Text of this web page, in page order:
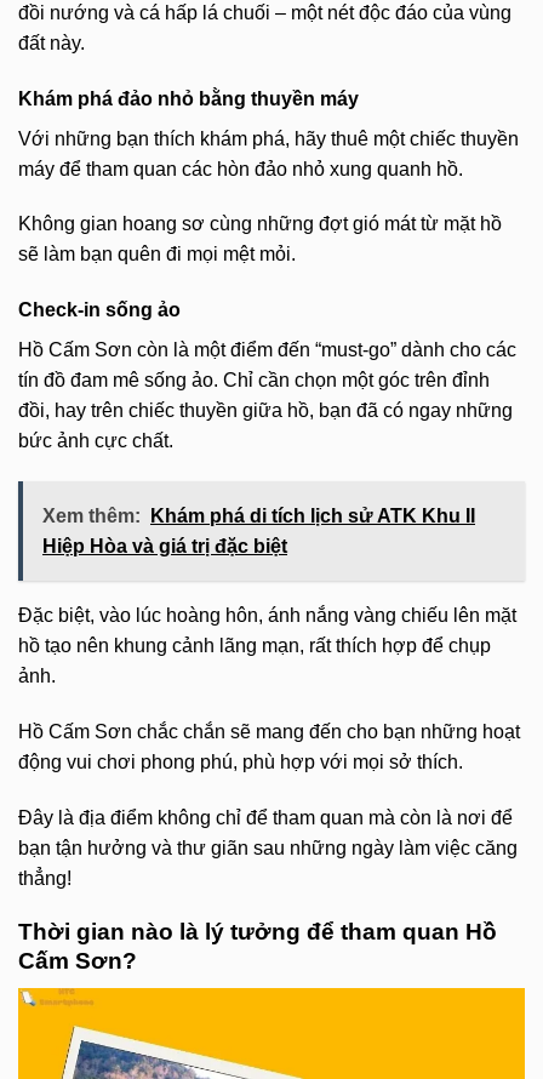
đồi nướng và cá hấp lá chuối – một nét độc đáo của vùng
đất này.
Khám phá đảo nhỏ bằng thuyền máy
Với những bạn thích khám phá, hãy thuê một chiếc thuyền
máy để tham quan các hòn đảo nhỏ xung quanh hồ.
Không gian hoang sơ cùng những đợt gió mát từ mặt hồ
sẽ làm bạn quên đi mọi mệt mỏi.
Check-in sống ảo
Hồ Cấm Sơn còn là một điểm đến “must-go” dành cho các
tín đồ đam mê sống ảo. Chỉ cần chọn một góc trên đỉnh
đồi, hay trên chiếc thuyền giữa hồ, bạn đã có ngay những
bức ảnh cực chất.
Xem thêm:
Khám phá di tích lịch sử ATK Khu II
Hiệp Hòa và giá trị đặc biệt
Đặc biệt, vào lúc hoàng hôn, ánh nắng vàng chiếu lên mặt
hồ tạo nên khung cảnh lãng mạn, rất thích hợp để chụp
ảnh.
Hồ Cấm Sơn chắc chắn sẽ mang đến cho bạn những hoạt
động vui chơi phong phú, phù hợp với mọi sở thích.
Đây là địa điểm không chỉ để tham quan mà còn là nơi để
bạn tận hưởng và thư giãn sau những ngày làm việc căng
thẳng!
Thời gian nào là lý tưởng để tham quan Hồ
Cấm Sơn?